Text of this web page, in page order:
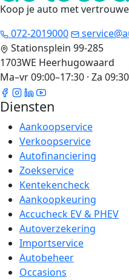
Koop je auto met
072-2019000
Stationsplein 99-285
1703WE Heerhugowaard
Ma–vr 09:00–17:30 · Za
Diensten
Aankoopservice
Verkoopservice
Autofinanciering
Zoekservice
Kentekencheck
Aankoopkeuring
Accucheck EV & PHEV
Autoverzekering
Importservice
Autobeheer
Occasions